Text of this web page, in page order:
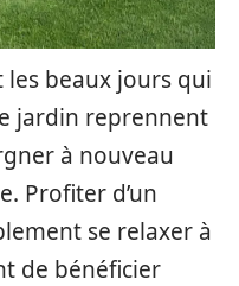
beaux jours qui
jardin reprennent
à nouveau
Profiter d’un
se relaxer à
de bénéficier